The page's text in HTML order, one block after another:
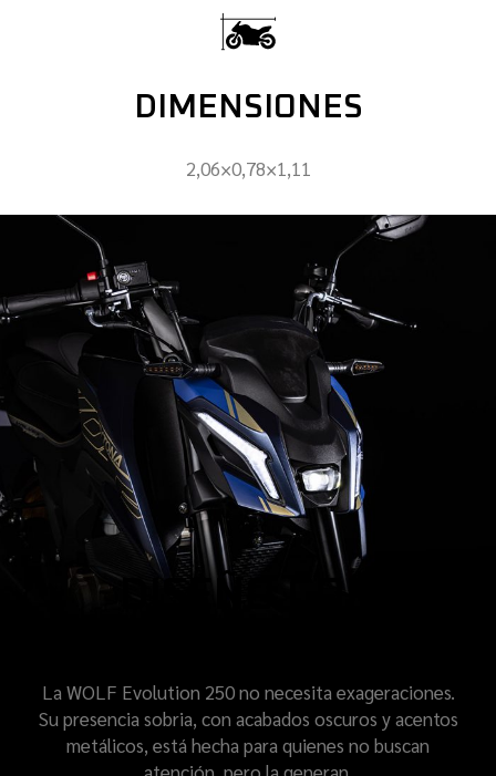
DIMENSIONES
2,06×0,78×1,11
DISEÑO CON
La WOLF Evolution 250 no necesita exageraciones.
Su presencia sobria, con acabados oscuros y acentos
metálicos, está hecha para quienes no buscan